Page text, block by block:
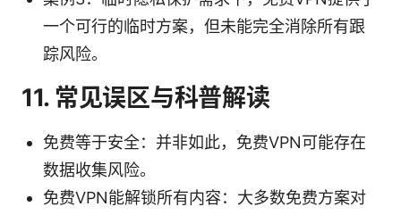
一个可行的临时方案，但未能完全消除所有跟
踪风险。
11. 常见误区与科普解读
免费等于安全：并非如此，免费VPN可能存在
数据收集风险。
免费VPN能解锁所有内容：大多数免费方案对